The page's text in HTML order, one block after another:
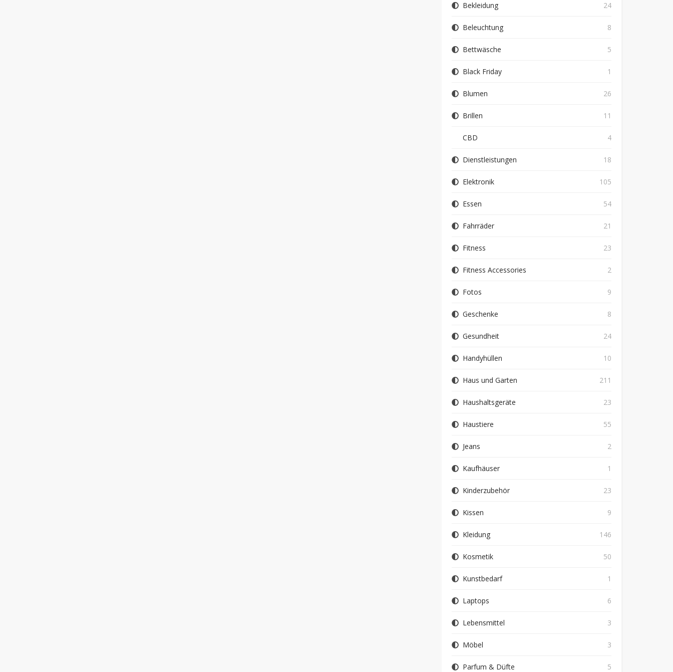
Bekleidung 24
Beleuchtung 8
Bettwäsche 5
Black Friday 1
Blumen 26
Brillen 11
CBD 4
Dienstleistungen 18
Elektronik 105
Essen 54
Fahrräder 21
Fitness 23
Fitness Accessories 2
Fotos 9
Geschenke 8
Gesundheit 24
Handyhüllen 10
Haus und Garten 211
Haushaltsgeräte 23
Haustiere 55
Jeans 2
Kaufhäuser 1
Kinderzubehör 23
Kissen 9
Kleidung 146
Kosmetik 50
Kunstbedarf 1
Laptops 6
Lebensmittel 3
Möbel 3
Parfum & Düfte 5